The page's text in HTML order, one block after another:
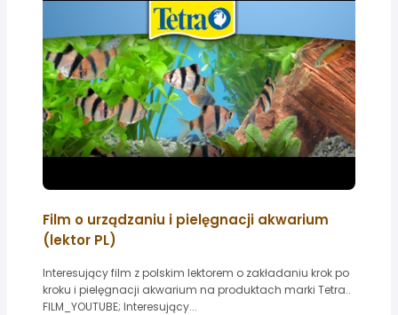
Film o urządzaniu i pielęgnacji akwarium
(lektor PL)
Interesujący film z polskim lektorem o zakładaniu krok po
kroku i pielęgnacji akwarium na produktach marki Tetra..
FILM_YOUTUBE; Interesujący...